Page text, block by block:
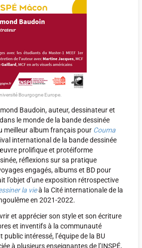
Bourgogne Europe.
Baudoin, auteur, dessinateur et
le monde de la bande dessinée
meilleur album français pour Couma
international de la bande dessinée
prolifique et protéiforme
réflexions sur sa pratique
engagés, albums et BD pour
l’objet d’une exposition rétrospective
la vieà la Cité internationale de la
en 2021-2022.
et apprécier son style et son écriture
et inventifs à la communauté
intéressé, l’équipe de la BU
à plusieurs enseignantes de l’INSPÉ,